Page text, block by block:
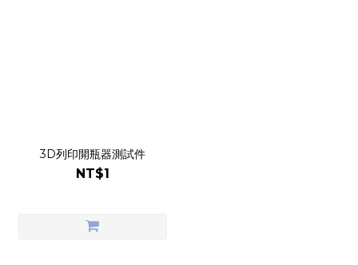
3D列印開瓶器測試件
NT$1